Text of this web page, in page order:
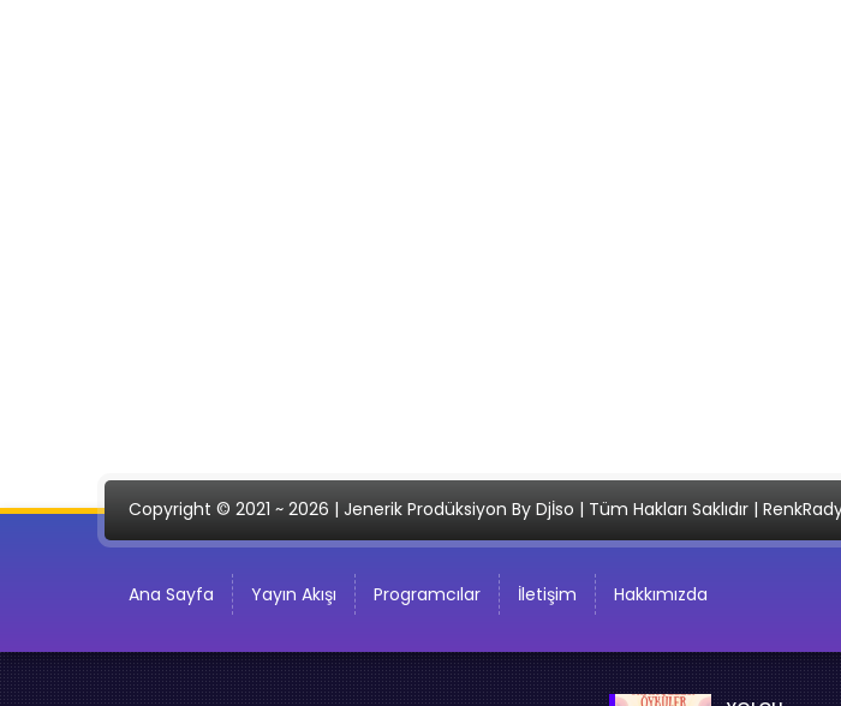
Copyright © 2021 ~ 2026 | Jenerik Prodüksiyon By Djİso | Tüm Hakları Saklıdır |
Ana Sayfa Yayın Akışı Programcılar İletişim Hakkımızda